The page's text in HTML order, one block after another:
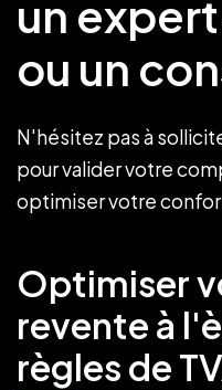
un
ou un
N'hésitez pas à
pour valider votre
optimiser votre
Optimiser
revente à
règles de